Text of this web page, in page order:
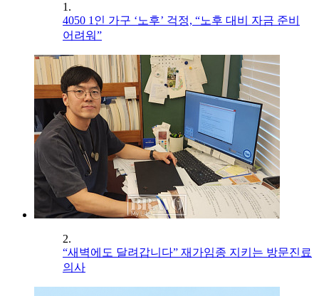
1.
4050 1인 가구 ‘노후’ 걱정, “노후 대비 자금 준비
어려워”
2.
“새벽에도 달려갑니다” 재가임종 지키는 방문진료
의사